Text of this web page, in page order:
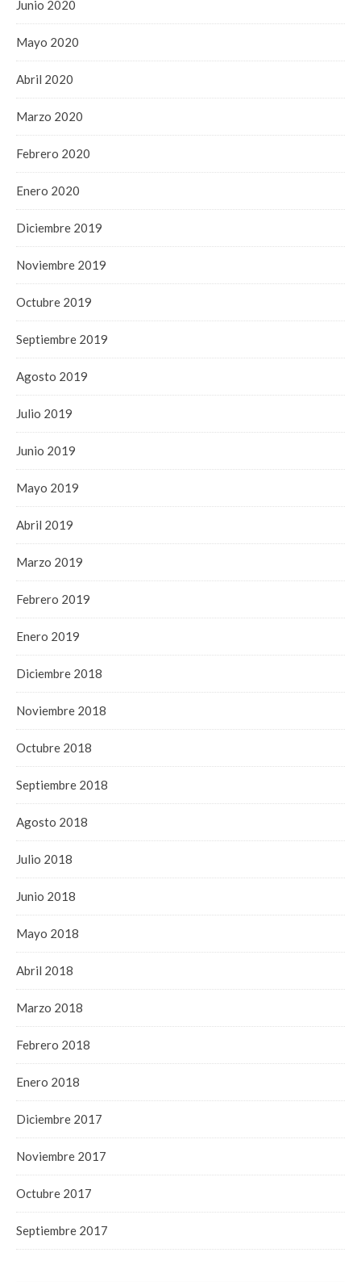
Junio 2020
Mayo 2020
Abril 2020
Marzo 2020
Febrero 2020
Enero 2020
Diciembre 2019
Noviembre 2019
Octubre 2019
Septiembre 2019
Agosto 2019
Julio 2019
Junio 2019
Mayo 2019
Abril 2019
Marzo 2019
Febrero 2019
Enero 2019
Diciembre 2018
Noviembre 2018
Octubre 2018
Septiembre 2018
Agosto 2018
Julio 2018
Junio 2018
Mayo 2018
Abril 2018
Marzo 2018
Febrero 2018
Enero 2018
Diciembre 2017
Noviembre 2017
Octubre 2017
Septiembre 2017